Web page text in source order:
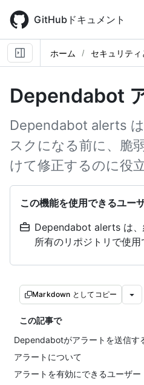
main
content
GitHubドキュメント
ホーム セキュリテ
Dependabot
Dependabot alerts
スクになる前に、脆
けて修正するのに役
この機能を使用できるユー
Dependabot alerts は、
所有のリポジトリで使用
Markdown としてコピー
この記事で
Dependabotがアラートを送信す
アラートについて
アラートを有効にできるユーザー